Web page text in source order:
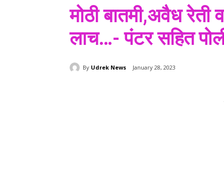
मोठी बातमी,अवैध
लाच…- पंटर सहित
By Udrek News January 28, 2023